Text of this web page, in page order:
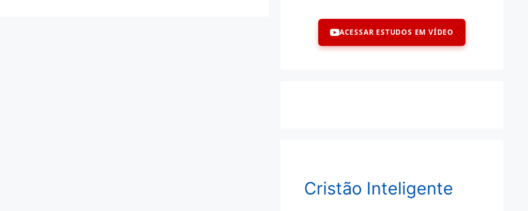
ACESSAR ESTUDOS EM VÍDEO
Cristão Inteligente